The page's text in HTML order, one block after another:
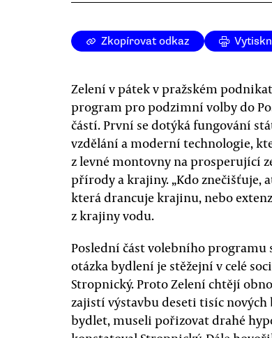
Zkopírovat odkaz
Zelení v pátek v pražském
program pro podzimní volby do
částí. První se dotýká fungování
vzdělání a moderní technologie,
z levné montovny na prosperující
přírody a krajiny. „Kdo znečišťuje,
která drancuje krajinu, nebo
z krajiny vodu.
Poslední část volebního programu
otázka bydlení je stěžejní v celé
Stropnický. Proto Zelení chtějí
zajistí výstavbu deseti tisíc
bydlet, museli pořizovat drahé